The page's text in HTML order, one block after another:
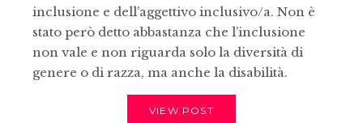
inclusione e dell’aggettivo inclusivo/a. Non è
stato però detto abbastanza che l’inclusione
non vale e non riguarda solo la diversità di
genere o di razza, ma anche la disabilità.
VIEW POST